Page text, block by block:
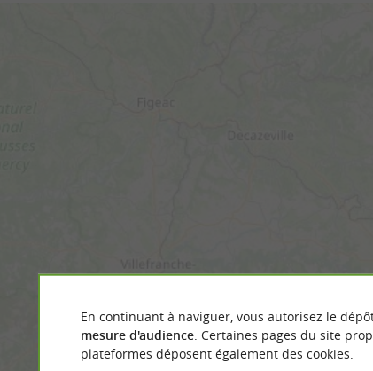
En continuant à naviguer, vous autorisez le
mesure d'audience. Certaines pages du site
plateformes déposent également des cookies.